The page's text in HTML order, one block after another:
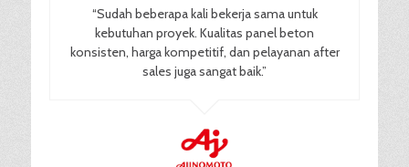
“Sudah beberapa kali bekerja sama untuk
kebutuhan proyek. Kualitas panel beton
konsisten, harga kompetitif, dan pelayanan after
sales juga sangat baik.”